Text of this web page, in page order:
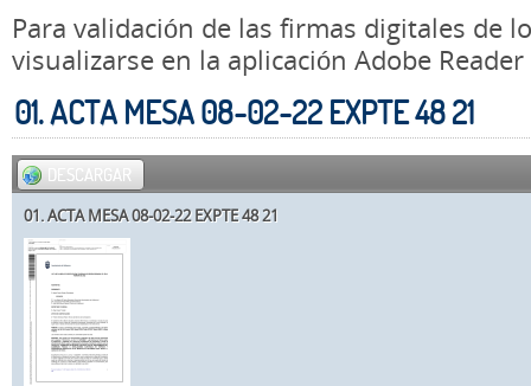
Para validación de las firmas digitales de
visualizarse en la aplicación Adobe Reader
01. ACTA MESA 08-02-22 EXPTE 48 21
DESCARGAR
01. ACTA MESA 08-02-22 EXPTE 48 21